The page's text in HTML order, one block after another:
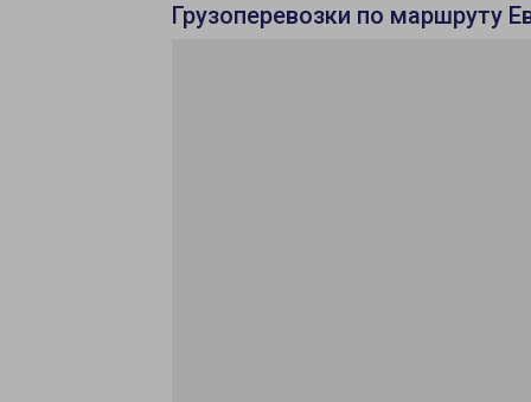
Грузоперевозки по маршруту